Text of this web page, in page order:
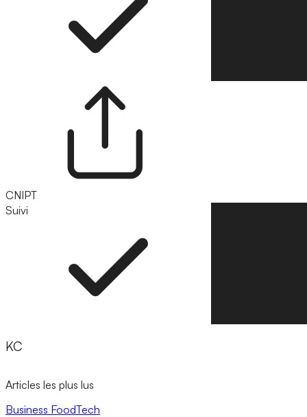
CNIPT
Suivi
KC
Articles les plus lus
Business FoodTech